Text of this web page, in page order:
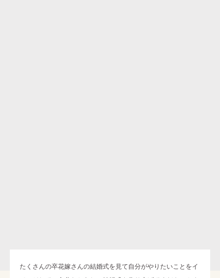
たくさんの卒花嫁さんの結婚式を見て自分がやりたいことをイ